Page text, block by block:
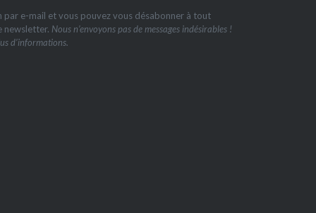
e-mail et vous pouvez vous désabonner à tout
newsletter. Nous n’envoyons pas de messages indésirables !
d’informations.